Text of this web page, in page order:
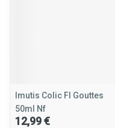
Imutis Colic Fl Gouttes
50ml Nf
12,99 €